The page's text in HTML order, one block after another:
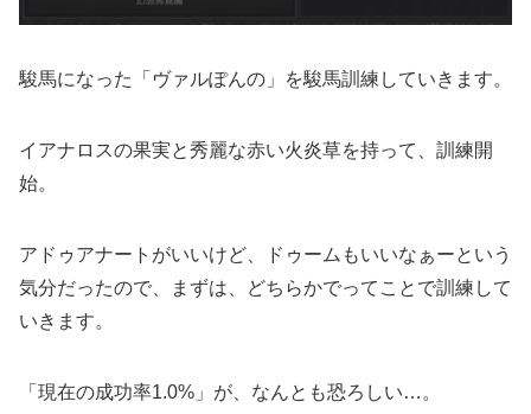
駿馬になった「ヴァルぽんの」を駿馬訓練していきます。
イアナロスの果実と秀麗な赤い火炎草を持って、訓練開
始。
アドゥアナートがいいけど、ドゥームもいいなぁーという
気分だったので、まずは、どちらかでってことで訓練して
いきます。
「現在の成功率1.0%」が、なんとも恐ろしい…。